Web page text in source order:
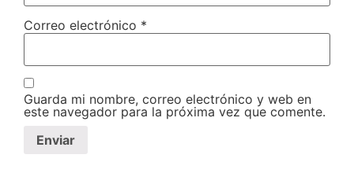
Correo electrónico *
Guarda mi nombre, correo electrónico y web en
este navegador para la próxima vez que comente.